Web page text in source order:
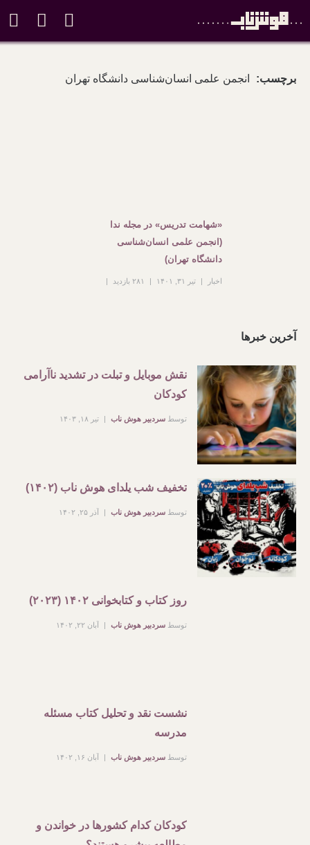
برچسب: انجمن علمی انسان‌شناسی دانشگاه تهران
«شهامت تدریس» در مجله ندا
(انجمن علمی انسان‌شناسی
دانشگاه تهران)
اخبار تیر ۳۱, ۱۴۰۱
۲۸۱ بازدید
آخرین خبرها
نقش موبایل و تبلت در تشدید ناآرامی
کودکان
توسط سردبیر هوش ناب تیر ۱۸, ۱۴۰۳
تخفیف شب یلدای هوش ناب (۱۴۰۲)
توسط سردبیر هوش ناب آذر ۲۵, ۱۴۰۲
روز کتاب و کتابخوانی ۱۴۰۲ (۲۰۲۳)
توسط سردبیر هوش ناب آبان ۲۲, ۱۴۰۲
نشست نقد و تحلیل کتاب مسئله
مدرسه
توسط سردبیر هوش ناب آبان ۱۶, ۱۴۰۲
کودکان کدام کشورها در خواندن و